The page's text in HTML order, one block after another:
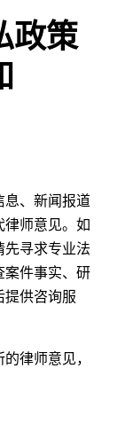
政策
息、新闻报道
律师意见。如
先寻求专业法
案件事实、研
提供咨询服
律师意见，